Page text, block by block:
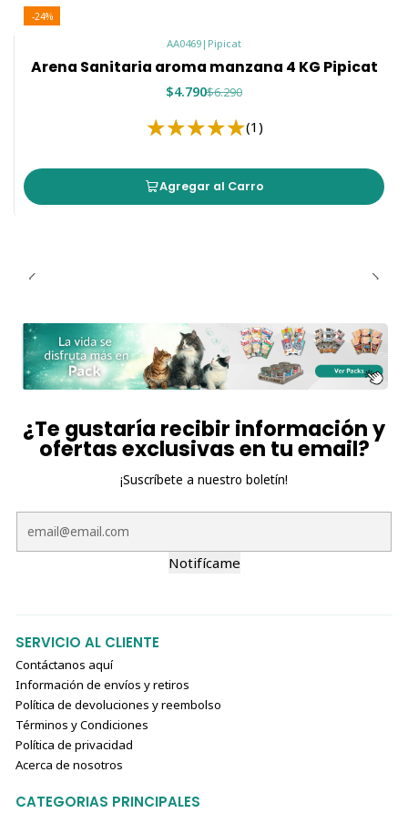
-24%
AA0469 | Pipicat
Arena Sanitaria aroma manzana 4 KG Pipicat
$4.790$6.290
(1)
Agregar al Carro
¿Te gustaría recibir información y
ofertas exclusivas en tu email?
¡Suscríbete a nuestro boletín!
Notifícame
SERVICIO AL CLIENTE
Contáctanos aquí
Información de envíos y retiros
Política de devoluciones y reembolso
Términos y Condiciones
Política de privacidad
Acerca de nosotros
CATEGORIAS PRINCIPALES